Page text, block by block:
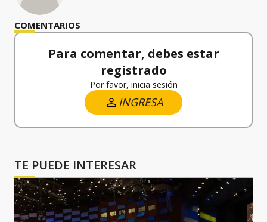
COMENTARIOS
Para comentar, debes estar
registrado
Por favor, inicia sesión
INGRESA
TE PUEDE INTERESAR